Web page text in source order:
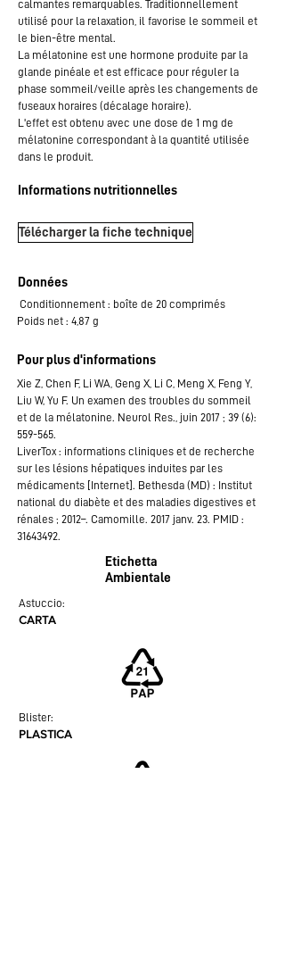
calmantes remarquables. Traditionnellement
utilisé pour la relaxation, il favorise le sommeil et
le bien-être mental.
La mélatonine est une hormone produite par la
glande pinéale et est efficace pour réguler la
phase sommeil/veille après les changements de
fuseaux horaires (décalage horaire).
L'effet est obtenu avec une dose de 1 mg de
mélatonine correspondant à la quantité utilisée
dans le produit.
​Informations nutritionnelles
Télécharger la fiche technique
Conditionnement : boîte de 20 comprimés
Poids net : 4,87 g
Données
​Pour plus d'informations
Xie Z, Chen F, Li WA, Geng X, Li C, Meng X, Feng Y,
Liu W, Yu F. Un examen des troubles du sommeil
et de la mélatonine. Neurol Res., juin 2017 ; 39 (6):
559-565.
LiverTox : informations cliniques et de recherche
sur les lésions hépatiques induites par les
médicaments [Internet]. Bethesda (MD) : Institut
national du diabète et des maladies digestives et
rénales ; 2012–. Camomille. 2017 janv. 23. PMID :
31643492.
Etichetta
Ambientale
Astuccio:
CARTA
Blister:
PLASTICA